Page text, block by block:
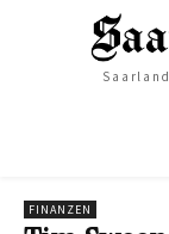
FINANZEN